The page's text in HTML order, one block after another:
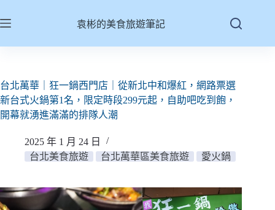
至
容
袁彬的美食旅遊筆記
台北萬華｜狂一鍋西門店｜從新北中和爆紅，網路票選
新台式火鍋第1名，限定時段299元起，自助吧吃到飽，
開幕就湧進滿滿的排隊人潮
2025 年 1 月 24 日
台北美食旅遊
台北萬華區美食旅遊 愛火鍋